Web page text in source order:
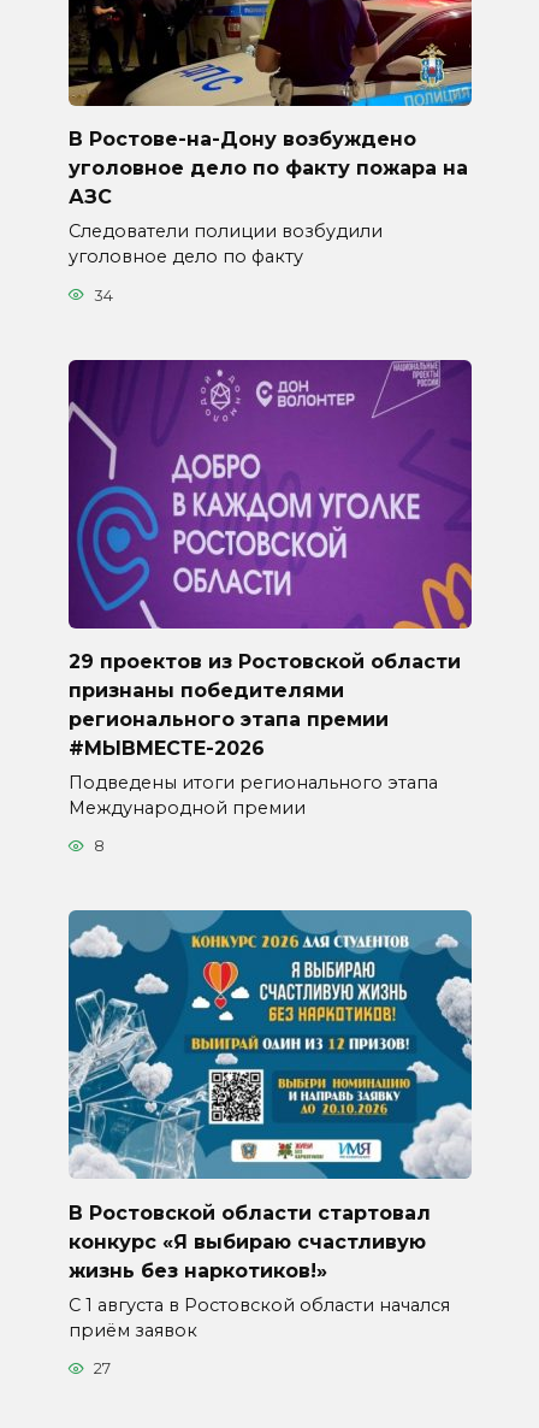
В Ростове-на-Дону возбуждено
уголовное дело по факту пожара на
АЗС
Следователи полиции возбудили
уголовное дело по факту
34
29 проектов из Ростовской области
признаны победителями
регионального этапа премии
#МЫВМЕСТЕ-2026
Подведены итоги регионального этапа
Международной премии
8
В Ростовской области стартовал
конкурс «Я выбираю счастливую
жизнь без наркотиков!»
С 1 августа в Ростовской области начался
приём заявок
27